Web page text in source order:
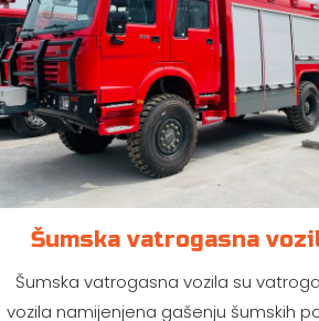
Šumska vatrogasna
Šumska vatrogasna vozila su
vozila namijenjena gašenju šumskih